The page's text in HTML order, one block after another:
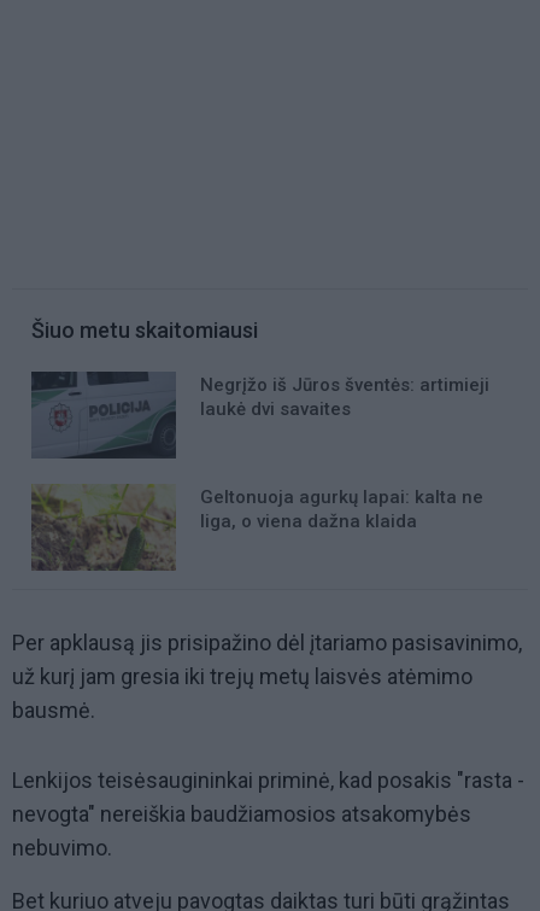
Šiuo metu skaitomiausi
Negrįžo iš Jūros šventės: artimieji
laukė dvi savaites
Geltonuoja agurkų lapai: kalta ne
liga, o viena dažna klaida
Per apklausą jis prisipažino dėl įtariamo pasisavinimo,
už kurį jam gresia iki trejų metų laisvės atėmimo
bausmė.
Lenkijos teisėsaugininkai priminė, kad posakis "rasta -
nevogta" nereiškia baudžiamosios atsakomybės
nebuvimo.
Bet kuriuo atveju pavogtas daiktas turi būti grąžintas